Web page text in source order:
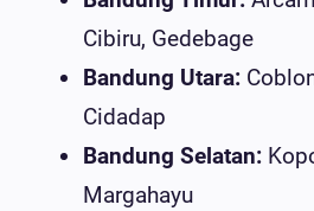
Cibiru, Gedebage
Bandung Utara:
Cidadap
Bandung Selatan:
Margahayu